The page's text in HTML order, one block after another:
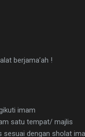
berjama’ah !
imam
satu tempat/ majlis
sesuai dengan sholat